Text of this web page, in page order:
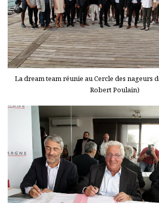
La dream team réunie au Cercle des nageurs
Robert Poulain)